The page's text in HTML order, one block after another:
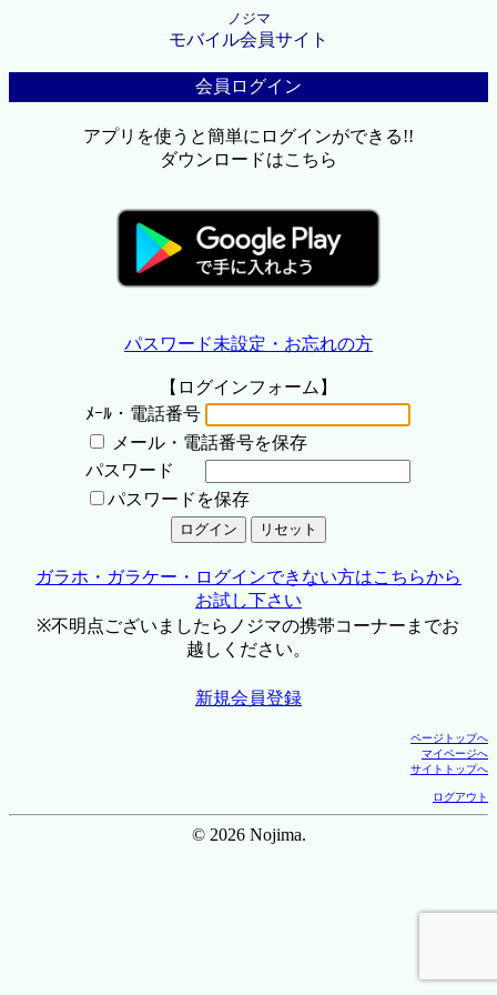
ノジマ
モバイル会員サイト
会員ログイン
アプリを使うと簡単にログインができる!!
ダウンロードはこちら
パスワード未設定・お忘れの方
【ログインフォーム】
ﾒｰﾙ・電話番号
メール・電話番号を保存
パスワード
パスワードを保存
ガラホ・ガラケー・ログインできない方はこちらから
お試し下さい
※不明点ございましたらノジマの携帯コーナーまでお
越しください。
新規会員登録
ページトップへ
マイページへ
サイトトップへ
ログアウト
© 2026 Nojima.